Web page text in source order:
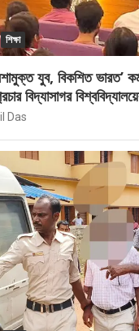
শিক্ষা
যুব, বিকশিত ভারত’
বিদ্যাসাগর
Das